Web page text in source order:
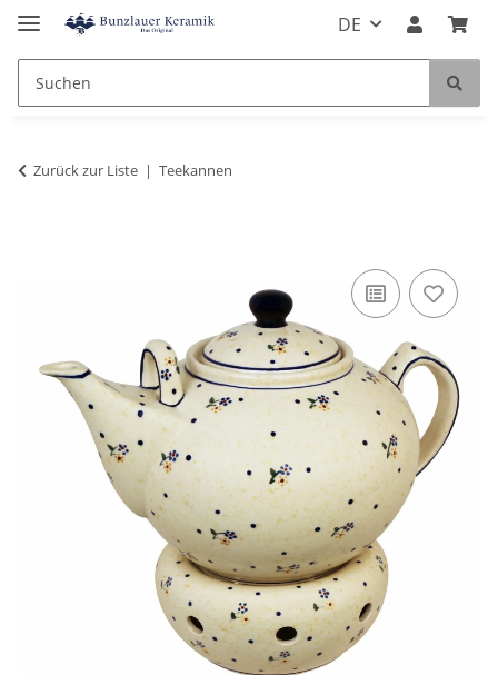
DE
Zurück zur Liste Teekannen